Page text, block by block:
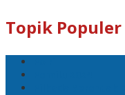
Topik Populer